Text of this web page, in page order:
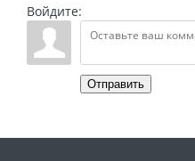
Войдите:
Отправить